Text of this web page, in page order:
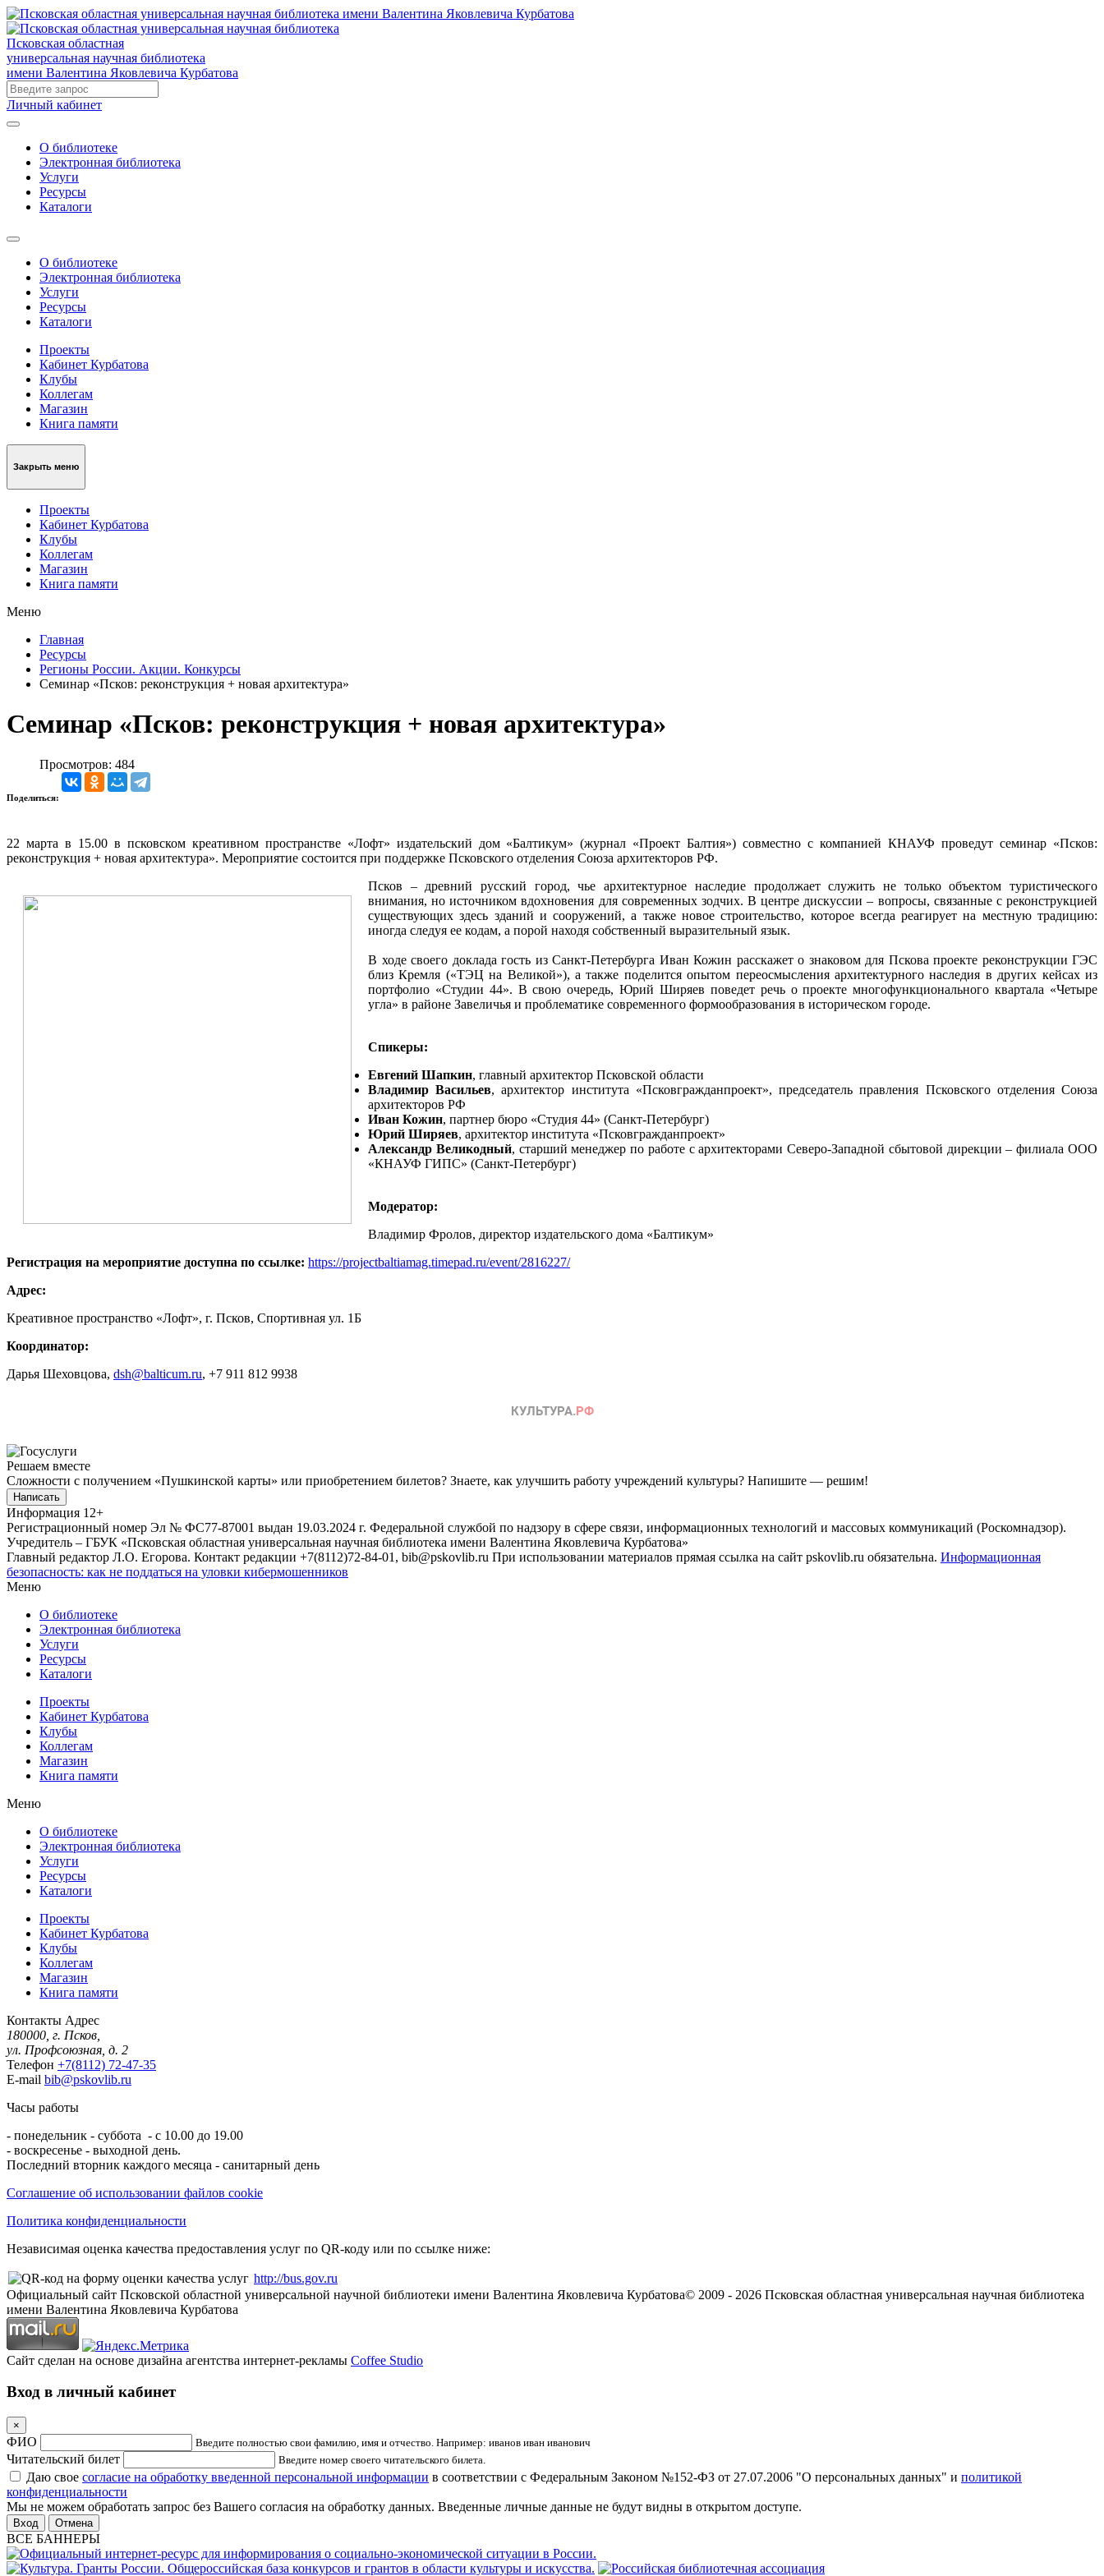
Псковская областная
универсальная научная библиотека
имени Валентина Яковлевича Курбатова
Личный кабинет
О библиотеке
Электронная библиотека
Услуги
Ресурсы
Каталоги
О библиотеке
Электронная библиотека
Услуги
Ресурсы
Каталоги
Проекты
Кабинет Курбатова
Клубы
Коллегам
Магазин
Книга памяти
Закрыть меню
Проекты
Кабинет Курбатова
Клубы
Коллегам
Магазин
Книга памяти
Меню
Главная
Ресурсы
Регионы России. Акции. Конкурсы
Семинар «Псков: реконструкция + новая архитектура»
Семинар «Псков: реконструкция + новая архитектура»
Просмотров: 484
Поделиться:
22 марта в 15.00 в псковском креативном пространстве «Лофт» издательский дом «Балтикум» (журнал «Проект Балтия») совместно с компанией КНАУФ проведут семинар «Псков:
реконструкция + новая архитектура». Мероприятие состоится при поддержке Псковского отделения Союза архитекторов РФ.
Псков – древний русский город, чье архитектурное наследие продолжает служить не только объектом туристического
внимания, но источником вдохновения для современных зодчих. В центре дискуссии – вопросы, связанные с реконструкцией
существующих здесь зданий и сооружений, а также новое строительство, которое всегда реагирует на местную традицию:
иногда следуя ее кодам, а порой находя собственный выразительный язык.
В ходе своего доклада гость из Санкт-Петербурга Иван Кожин расскажет о знаковом для Пскова проекте реконструкции ГЭС
близ Кремля («ТЭЦ на Великой»), а также поделится опытом переосмысления архитектурного наследия в других кейсах из
портфолио «Студии 44». В свою очередь, Юрий Ширяев поведет речь о проекте многофункционального квартала «Четыре
угла» в районе Завеличья и проблематике современного формообразования в историческом городе.
Спикеры:
Евгений Шапкин, главный архитектор Псковской области
Владимир Васильев, архитектор института «Псковгражданпроект», председатель правления Псковского отделения Союза
архитекторов РФ
Иван Кожин, партнер бюро «Студия 44» (Санкт-Петербург)
Юрий Ширяев, архитектор института «Псковгражданпроект»
Александр Великодный, старший менеджер по работе с архитекторами Северо-Западной сбытовой дирекции – филиала ООО
«КНАУФ ГИПС» (Санкт-Петербург)
Модератор:
Владимир Фролов, директор издательского дома «Балтикум»
Регистрация на мероприятие доступна по ссылке: https://projectbaltiamag.timepad.ru/event/2816227/
Адрес:
Креативное пространство «Лофт», г. Псков, Спортивная ул. 1Б
Координатор:
Дарья Шеховцова, dsh@balticum.ru, +7 911 812 9938
Решаем вместе
Сложности с получением «Пушкинской карты» или приобретением билетов? Знаете, как улучшить работу учреждений культуры? Напишите — решим!
Написать
Информация 12+
Регистрационный номер Эл № ФС77-87001 выдан 19.03.2024 г. Федеральной службой по надзору в сфере связи, информационных технологий и массовых коммуникаций (Роскомнадзор).
Учредитель – ГБУК «Псковская областная универсальная научная библиотека имени Валентина Яковлевича Курбатова»
Главный редактор Л.О. Егорова. Контакт редакции +7(8112)72-84-01, bib@pskovlib.ru При использовании материалов прямая ссылка на сайт pskovlib.ru обязательна. Информационная
безопасность: как не поддаться на уловки кибермошенников
Меню
О библиотеке
Электронная библиотека
Услуги
Ресурсы
Каталоги
Проекты
Кабинет Курбатова
Клубы
Коллегам
Магазин
Книга памяти
Меню
О библиотеке
Электронная библиотека
Услуги
Ресурсы
Каталоги
Проекты
Кабинет Курбатова
Клубы
Коллегам
Магазин
Книга памяти
Контакты Адрес
180000, г. Псков,
ул. Профсоюзная, д. 2
Телефон +7(8112) 72-47-35
E-mail bib@pskovlib.ru
Часы работы
- понедельник - суббота - с 10.00 до 19.00
- воскресенье - выходной день.
Последний вторник каждого месяца - санитарный день
Соглашение об использовании файлов cookie
Политика конфиденциальности
Независимая оценка качества предоставления услуг по QR-коду или по ссылке ниже:
http://bus.gov.ru
Официальный сайт Псковской областной универсальной научной библиотеки имени Валентина Яковлевича Курбатова© 2009 - 2026 Псковская областная универсальная научная библиотека
имени Валентина Яковлевича Курбатова
Сайт сделан на основе дизайна агентства интернет-рекламы Coffee Studio
Вход в личный кабинет
×
ФИО Введите полностью свои фамилию, имя и отчество. Например: иванов иван иванович
Читательский билет Введите номер своего читательского билета.
Даю свое согласие на обработку введенной персональной информации в соответствии с Федеральным Законом №152-ФЗ от 27.07.2006 "О персональных данных" и политикой
конфиденциальности
Мы не можем обработать запрос без Вашего согласия на обработку данных. Введенные личные данные не будут видны в открытом доступе.
Отмена
ВСЕ БАННЕРЫ